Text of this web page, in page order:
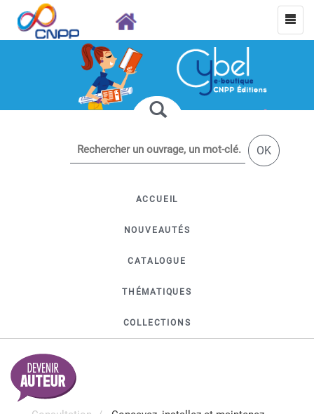
OK
ACCUEIL
NOUVEAUTÉS
CATALOGUE
THÉMATIQUES
COLLECTIONS